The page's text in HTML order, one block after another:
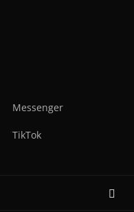
Messenger
TikTok